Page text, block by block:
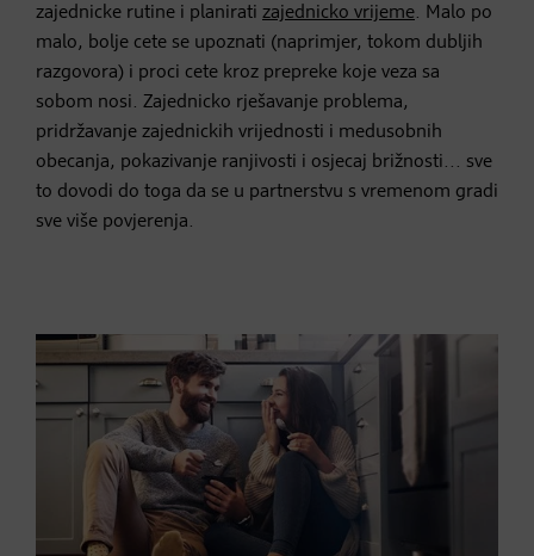
zajednicke rutine i planirati zajednicko vrijeme. Malo po
malo, bolje cete se upoznati (naprimjer, tokom dubljih
razgovora) i proci cete kroz prepreke koje veza sa
sobom nosi. Zajednicko rješavanje problema,
pridržavanje zajednickih vrijednosti i medusobnih
obecanja, pokazivanje ranjivosti i osjecaj brižnosti... sve
to dovodi do toga da se u partnerstvu s vremenom gradi
sve više povjerenja.